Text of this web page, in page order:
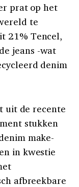
prat op het
te
21% Tencel,
jeans -wat
denim
uit de recente
stukken
make-
in kwestie
afbreekbare